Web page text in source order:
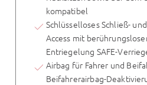
kompatibel
Schlüsselloses Schließ-
Access mit
Entriegelung SAFE-
Airbag für Fahrer und
Beifahrerairbag-